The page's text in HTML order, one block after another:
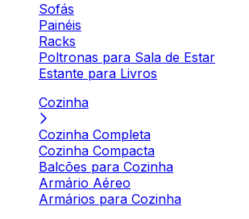
Sofás
Painéis
Racks
Poltronas para Sala de Estar
Estante para Livros
Cozinha
Cozinha Completa
Cozinha Compacta
Balcões para Cozinha
Armário Aéreo
Armários para Cozinha